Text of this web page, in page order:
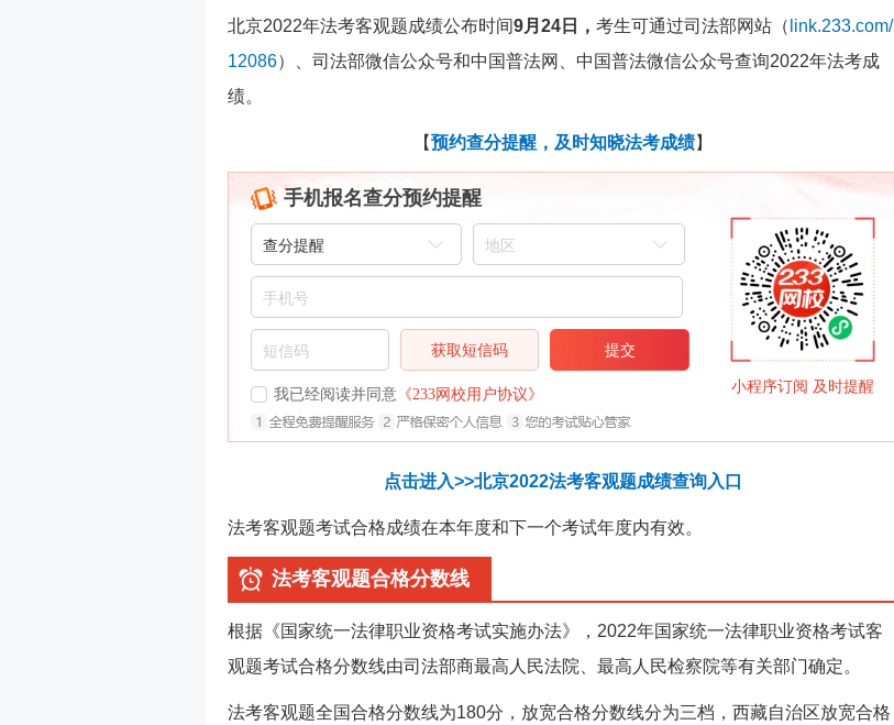
北京2022年法考客观题成绩公布时间9月24日， 考生可通过司法部网站（ link.233.com/
12086）、司法部微信公众号和中国普法网、中国普法微信公众号查询2022年法考成
绩。
【预约查分提醒，及时知晓法考成绩】
手机报名查分预约提醒
获取短信码 提交
我已经阅读并同意 《233网校用户协议》 小程序订阅 及时提醒
点击进入>>北京2022法考客观题成绩查询入口
法考客观题考试合格成绩在本年度和下一个考试年度内有效。
法考客观题合格分数线
根据《国家统一法律职业资格考试实施办法》，2022年国家统一法律职业资格考试客
观题考试合格分数线由司法部商最高人民法院、最高人民检察院等有关部门确定。
法考客观题全国合格分数线为180分，放宽合格分数线分为三档，西藏自治区放宽合格